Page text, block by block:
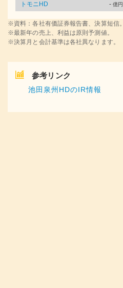
トモニHD
- 億円
※資料：各社有価証券報告書、決算短信。
※最新年の売上、利益は原則予測値。
※決算月と会計基準は各社異なります。
参考リンク
池田泉州HDのIR情報